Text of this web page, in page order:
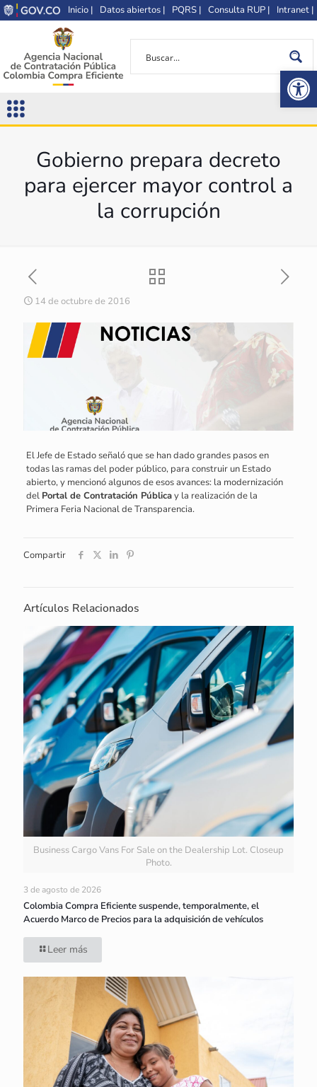
Inicio | Datos abiertos | PQRS | Consulta RUP | Intranet |
Gobierno prepara decreto
para ejercer mayor control a
la corrupción
14 de octubre de 2016
El Jefe de Estado señaló que se han dado grandes pasos en
todas las ramas del poder público, para construir un Estado
abierto, y mencionó algunos de esos avances: la modernización
del Portal de Contratación Públicay la realización de la
Primera Feria Nacional de Transparencia.
Compartir
Artículos Relacionados
Business Cargo Vans For Sale on the Dealership Lot. Closeup
Photo.
3 de agosto de 2026
Colombia Compra Eficiente suspende, temporalmente, el
Acuerdo Marco de Precios para la adquisición de vehículos
Leer más